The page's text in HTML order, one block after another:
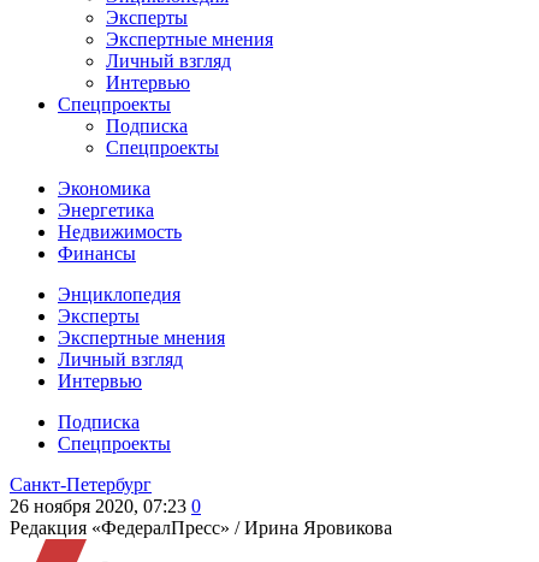
Эксперты
Экспертные мнения
Личный взгляд
Интервью
Спецпроекты
Подписка
Спецпроекты
Экономика
Энергетика
Недвижимость
Финансы
Энциклопедия
Эксперты
Экспертные мнения
Личный взгляд
Интервью
Подписка
Спецпроекты
Санкт-Петербург
26 ноября 2020, 07:23 0
Редакция «ФедералПресс» /Ирина Яровикова